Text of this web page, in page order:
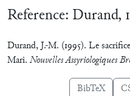
Reference: Durand,
Durand, J.-M. (1995). Le
Mari. Nouvelles Assyriologiques
BibTeX